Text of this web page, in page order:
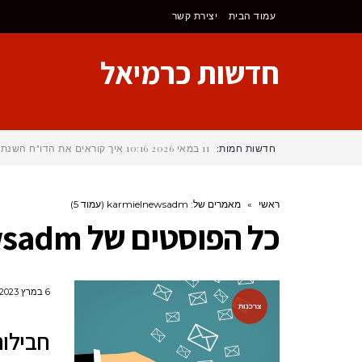
עמוד הבית יצירת קשר
חדשות כרמיאל
חדשות חמות: 11 במאי 2026 10:16 איך קוראים את הדו"ח
ראשי » מאמרים של: karmielnewsadm (עמוד 5)
כל הפוסטים של
צרכנות
6 במרץ 2023